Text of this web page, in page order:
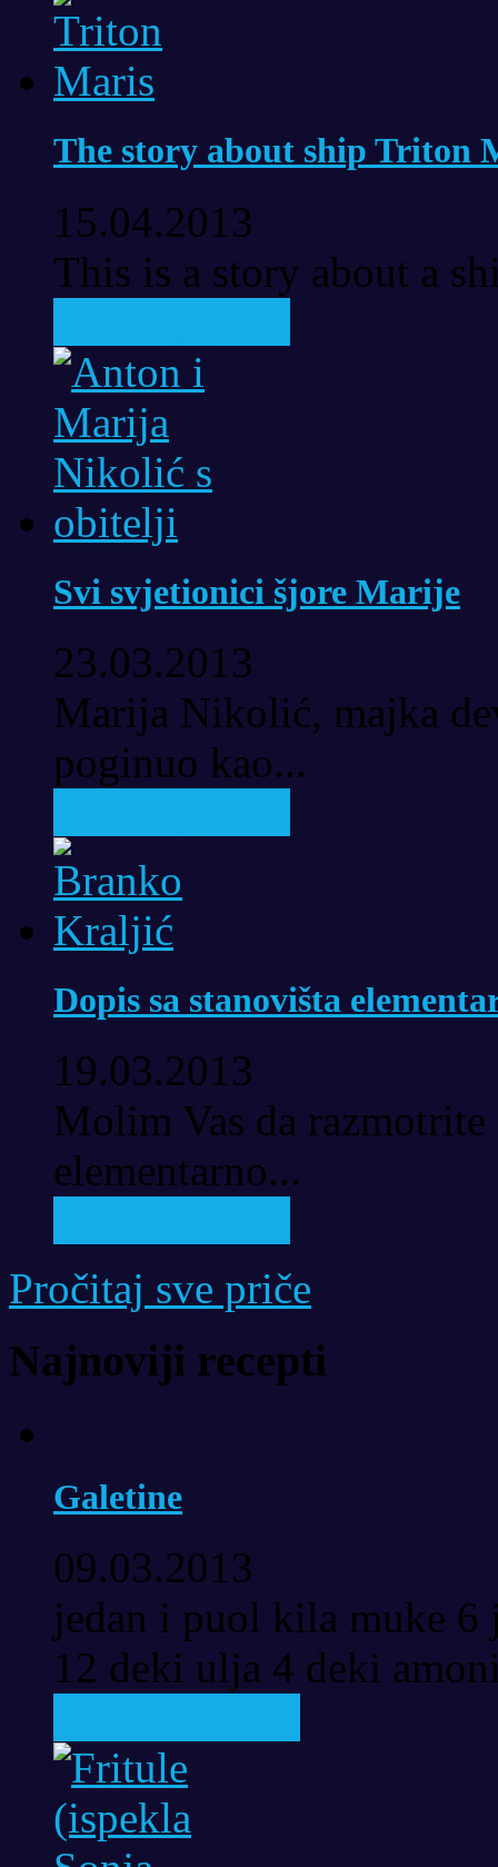
The story about ship Triton
15.04.2013
This is a story about a
Svi svjetionici šjore Marije
23.03.2013
Marija Nikolić, majka
poginuo kao...
Dopis sa stanovišta
19.03.2013
Molim Vas da
elementarno...
Pročitaj sve priče
Najnoviji recepti
Galetine
09.03.2013
jedan i puol kila muke
12 deki ulja 4 deki